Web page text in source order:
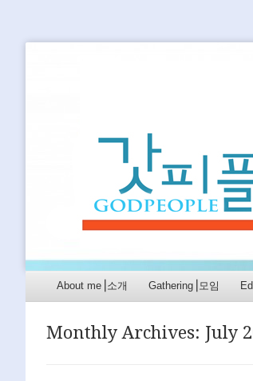
머무르는 곳에서 아굴라와 브리
Menu
Skip to content
About me⎟소개 Gathering⎟모임
Monthly Archives: July